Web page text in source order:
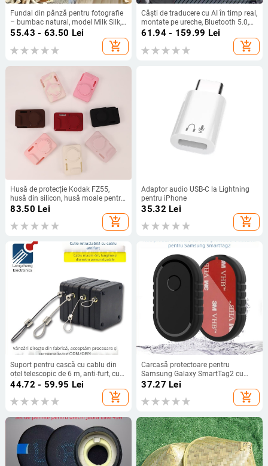
Fundal din pânză pentru fotografie
– bumbac natural, model Milk Silk,
pentru ședințe foto de peisaj, marca
55.43 - 63.50 Lei
add_shopping_cart
Căști de traducere cu AI în timp real,
montate pe ureche, Bluetooth 5.0,
IPX3, rază 15 m, autonomie 4–8 h
61.94 - 159.99 Lei
add_shopping_cart
Husă de protecție Kodak FZ55,
husă din silicon, husă moale pentru
cameră digitală CCD portabilă
83.50 Lei
add_shopping_cart
Adaptor audio USB-C la Lightning
pentru iPhone
35.32 Lei
add_shopping_cart
Suport pentru cască cu cablu din
oțel telescopic de 6 m, anti-furt, cu
organizator de cablu retractabil
automat, poziționare reglabilă
44.72 - 59.95 Lei
add_shopping_cart
Carcasă protectoare pentru
Samsung Galaxy SmartTag2 cu
adeziv 3M și protecție
37.27 Lei
add_shopping_cart